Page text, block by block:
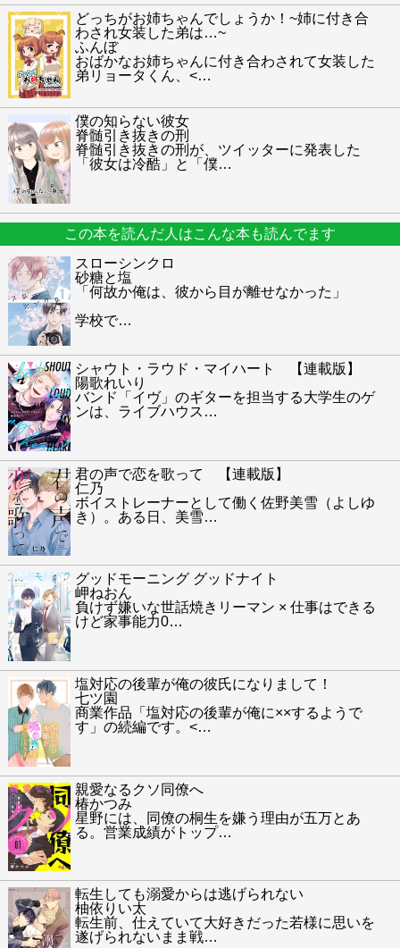
どっちがお姉ちゃんでしょうか！~姉に付き合
わされ女装した弟は…~
ふんぼ
おばかなお姉ちゃんに付き合わされて女装した
弟リョータくん、<…
僕の知らない彼女
脊髄引き抜きの刑
脊髄引き抜きの刑が、ツイッターに発表した
「彼女は冷酷」と「僕…
この本を読んだ人はこんな本も読んでます
スローシンクロ
砂糖と塩
「何故か俺は、彼から目が離せなかった」
学校で…
シャウト・ラウド・マイハート 【連載版】
陽歌れいり
バンド「イヴ」のギターを担当する大学生のゲ
ンは、ライブハウス …
君の声で恋を歌って 【連載版】
仁乃
ボイストレーナーとして働く佐野美雪（よしゆ
き）。ある日、美雪…
グッドモーニング グッドナイト
岬ねおん
負けず嫌いな世話焼きリーマン × 仕事はできる
けど家事能力0…
塩対応の後輩が俺の彼氏になりまして！
七ツ園
商業作品「塩対応の後輩が俺に××するようで
す」の続編です。<…
親愛なるクソ同僚へ
椿かつみ
星野には、同僚の桐生を嫌う理由が五万とあ
る。営業成績がトップ…
転生しても溺愛からは逃げられない
柚依りい太
転生前、仕えていて大好きだった若様に思いを
遂げられないまま戦…